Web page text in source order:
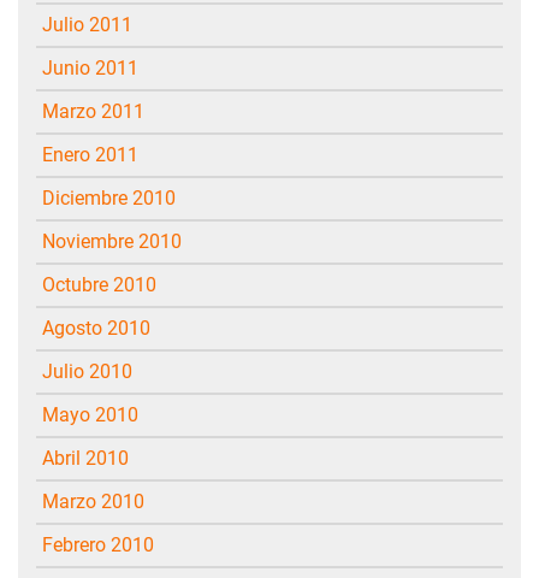
julio 2011
junio 2011
marzo 2011
enero 2011
diciembre 2010
noviembre 2010
octubre 2010
agosto 2010
julio 2010
mayo 2010
abril 2010
marzo 2010
febrero 2010